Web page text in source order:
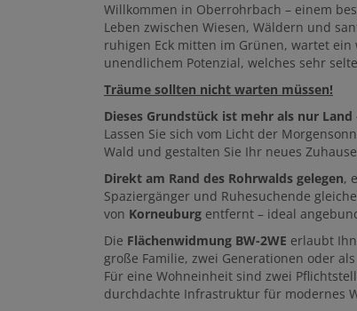
Willkommen in Oberrohrbach – einem
Leben zwischen Wiesen, Wäldern und
ruhigen Eck mitten im Grünen, wartet ein
unendlichem Potenzial, welches sehr
Träume sollten nicht warten müssen!
Dieses Grundstück ist mehr als nur
Lassen Sie sich vom Licht der
Wald und gestalten Sie Ihr neues
Direkt am Rand des Rohrwalds gelegen,
Spaziergänger und Ruhesuchende
von Korneuburg entfernt – ideal
Die Flächenwidmung BW-2WE erlaubt
große Familie, zwei Generationen oder
Für eine Wohneinheit sind zwei
durchdachte Infrastruktur für modernes